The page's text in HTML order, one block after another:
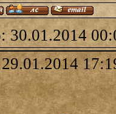
30.01.2014